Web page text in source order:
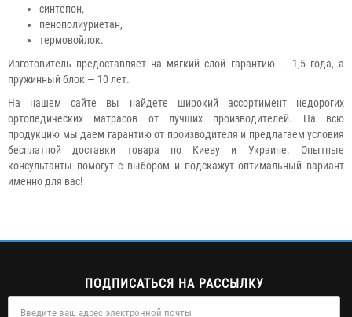
синтепон,
пенополиуриетан,
термовойлок.
Изготовитель предоставляет на мягкий слой гарантию — 1,5 года, а
пружинный блок — 10 лет.
На нашем сайте вы найдете широкий ассортимент недорогих
ортопедических матрасов от лучших производителей. На всю
продукцию мы даем гарантию от производителя и предлагаем условия
бесплатной доставки товара по Киеву и Украине. Опытные
консультанты помогут с выбором и подскажут оптимальный вариант
именно для вас!
ПОДПИСАТЬСЯ НА РАССЫЛКУ